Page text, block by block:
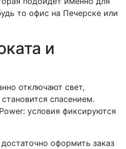
то офис на Печерске или
и
отключают свет,
спасением.
условия фиксируются
достаточно оформить заказ